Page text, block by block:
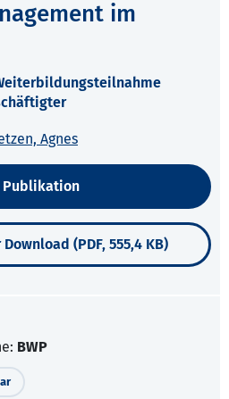
im
Agnes
Publikation
(PDF, 555,4 KB)
BWP